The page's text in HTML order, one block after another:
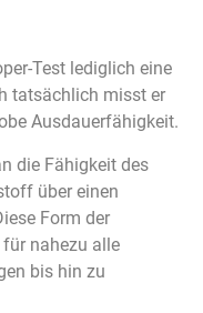
Test lediglich eine
tatsächlich misst er
Ausdauerfähigkeit.
die Fähigkeit des
über einen
Form der
nahezu alle
bis hin zu